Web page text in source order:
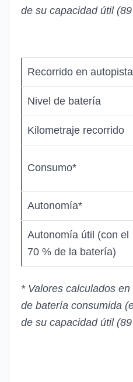
de su capacidad útil
Recorrido en autopista
Nivel de batería
Kilometraje recorrido
Consumo*
Autonomía*
Autonomía útil (con el
70 % de la batería)
* Valores calculados
de batería consumida
de su capacidad útil